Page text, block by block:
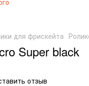
для фрискейта
Super black
отзыв